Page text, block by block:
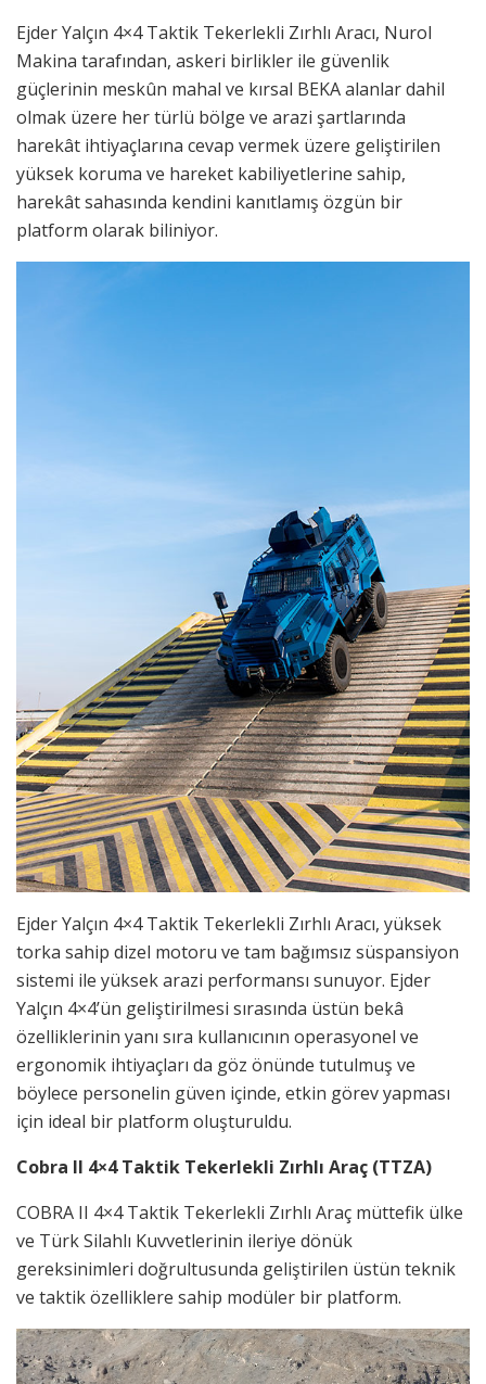
Ejder Yalçın 4×4 Taktik Tekerlekli Zırhlı Aracı, Nurol
Makina tarafından, askeri birlikler ile güvenlik
güçlerinin meskûn mahal ve kırsal BEKA alanlar dahil
olmak üzere her türlü bölge ve arazi şartlarında
harekât ihtiyaçlarına cevap vermek üzere geliştirilen
yüksek koruma ve hareket kabiliyetlerine sahip,
harekât sahasında kendini kanıtlamış özgün bir
platform olarak biliniyor.
Ejder Yalçın 4×4 Taktik Tekerlekli Zırhlı Aracı, yüksek
torka sahip dizel motoru ve tam bağımsız süspansiyon
sistemi ile yüksek arazi performansı sunuyor. Ejder
Yalçın 4×4’ün geliştirilmesi sırasında üstün bekâ
özelliklerinin yanı sıra kullanıcının operasyonel ve
ergonomik ihtiyaçları da göz önünde tutulmuş ve
böylece personelin güven içinde, etkin görev yapması
için ideal bir platform oluşturuldu.
Cobra II 4×4 Taktik Tekerlekli Zırhlı Araç (TTZA)
COBRA II 4×4 Taktik Tekerlekli Zırhlı Araç müttefik ülke
ve Türk Silahlı Kuvvetlerinin ileriye dönük
gereksinimleri doğrultusunda geliştirilen üstün teknik
ve taktik özelliklere sahip modüler bir platform.